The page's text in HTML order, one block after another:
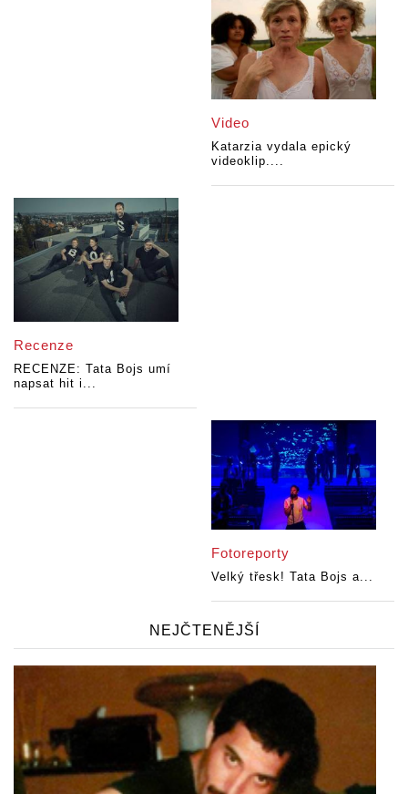
Video
Katarzia vydala epický
videoklip....
Recenze
RECENZE: Tata Bojs umí
napsat hit i...
Fotoreporty
Velký třesk! Tata Bojs a...
NEJČTENĚJŠÍ